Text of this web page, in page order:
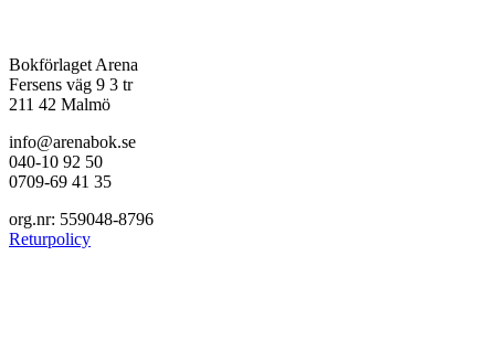
Bokförlaget Arena
Fersens väg 9 3 tr
211 42 Malmö
info@arenabok.se
040-10 92 50
0709-69 41 35
org.nr: 559048-8796
Returpolicy